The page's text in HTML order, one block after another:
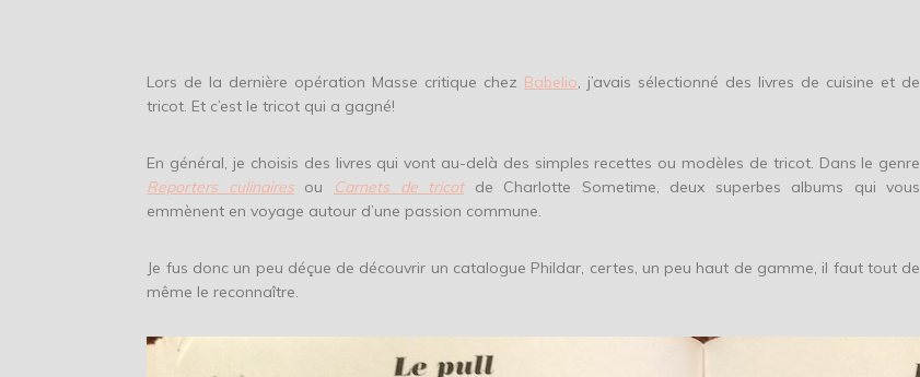
Lors de la dernière opération Masse critique chez Babelio, j’avais sélectionné des livres de cuisine et de
tricot. Et c’est le tricot qui a gagné!
En général, je choisis des livres qui vont au-delà des simples recettes ou modèles de tricot. Dans le genre
Reporters culinairesou Carnets de tricotde Charlotte Sometime, deux superbes albums qui vous
emmènent en voyage autour d’une passion commune.
Je fus donc un peu déçue de découvrir un catalogue Phildar, certes, un peu haut de gamme, il faut tout de
même le reconnaître.